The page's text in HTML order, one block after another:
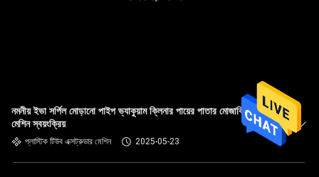
নমনীয় ইভা সর্পিল মোড়ানো পাইপ ভ্যাকুয়াম ক্লিনার পায়ের পাতার মোজাবিশেষ মেকিং
মেশিন স্বয়ংক্রিয়
প্লাস্টিক টিউব এক্সট্রুডার মেশিন 2025-05-23